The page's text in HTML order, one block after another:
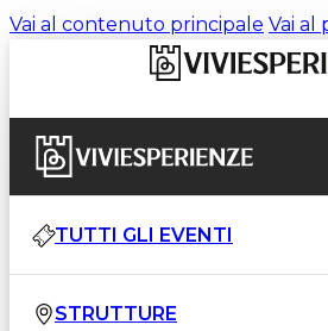
Vai al contenuto principale Vai al
TUTTI GLI EVENTI
STRUTTURE